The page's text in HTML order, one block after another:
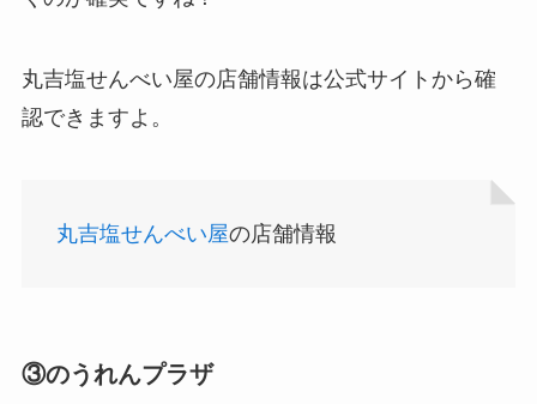
丸吉塩せんべい屋の店舗情報は公式サイトから確
認できますよ。
丸吉塩せんべい屋の店舗情報
③のうれんプラザ